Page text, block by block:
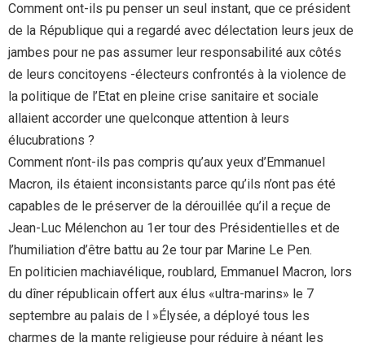
Comment ont-ils pu penser un seul instant, que ce président
de la République qui a regardé avec délectation leurs jeux de
jambes pour ne pas assumer leur responsabilité aux côtés
de leurs concitoyens -électeurs confrontés à la violence de
la politique de l’Etat en pleine crise sanitaire et sociale
allaient accorder une quelconque attention à leurs
élucubrations ?
Comment n’ont-ils pas compris qu’aux yeux d’Emmanuel
Macron, ils étaient inconsistants parce qu’ils n’ont pas été
capables de le préserver de la dérouillée qu’il a reçue de
Jean-Luc Mélenchon au 1er tour des Présidentielles et de
l’humiliation d’être battu au 2e tour par Marine Le Pen.
En politicien machiavélique, roublard, Emmanuel Macron, lors
du dîner républicain offert aux élus «ultra-marins» le 7
septembre au palais de l »Élysée, a déployé tous les
charmes de la mante religieuse pour réduire à néant les